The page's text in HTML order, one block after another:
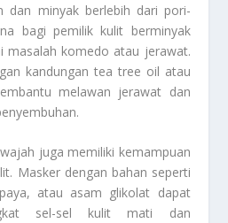
dan minyak berlebih dari pori-
bagi pemilik kulit berminyak
masalah komedo atau jerawat.
kandungan tea tree oil atau
melawan jerawat dan
juga memiliki kemampuan
Masker dengan bahan seperti
atau asam glikolat dapat
sel-sel kulit mati dan